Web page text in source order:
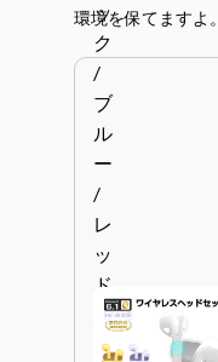
環境を保てますよ。